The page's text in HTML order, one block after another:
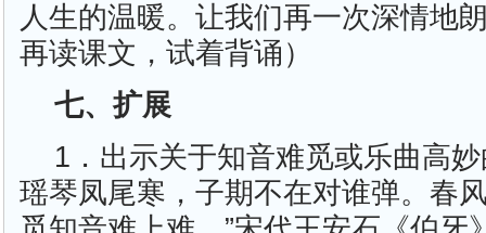
人生的温暖。让我们再一次深情地
再读课文，试着背诵）
七、扩展
1．出示关于知音难觅或乐曲高
瑶琴凤尾寒，子期不在对谁弹。春